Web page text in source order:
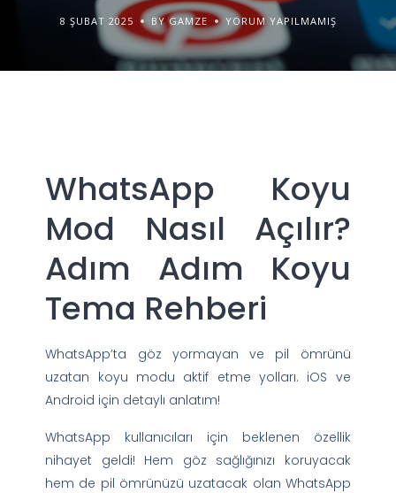
8 ŞUBAT 2025 BY GAMZE YORUM YAPILMAMIŞ
WhatsApp Koyu
Mod Nasıl Açılır?
Adım Adım Koyu
Tema Rehberi
WhatsApp’ta göz yormayan ve pil ömrünü
uzatan koyu modu aktif etme yolları. iOS ve
Android için detaylı anlatım!
WhatsApp kullanıcıları için beklenen özellik
nihayet geldi! Hem göz sağlığınızı koruyacak
hem de pil ömrünüzü uzatacak olan WhatsApp